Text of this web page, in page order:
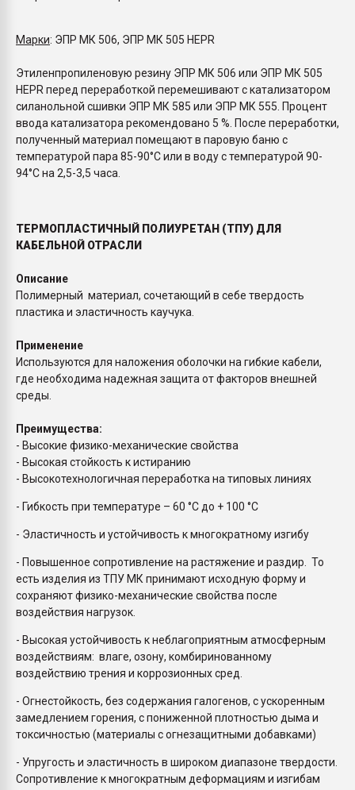
Марки: ЭПР МК 506, ЭПР МК 505 HEPR
Этиленпропиленовую резину ЭПР МК 506 или ЭПР МК 505
HEPR перед переработкой перемешивают с катализатором
силанольной сшивки ЭПР МК 585 или ЭПР МК 555. Процент
ввода катализатора рекомендовано 5 %. После переработки,
полученный материал помещают в паровую баню с
температурой пара 85-90°С или в воду с температурой 90-
94°С на 2,5-3,5 часа.
ТЕРМОПЛАСТИЧНЫЙ ПОЛИУРЕТАН (ТПУ) ДЛЯ
КАБЕЛЬНОЙ ОТРАСЛИ
Описание
Полимерный материал, сочетающий в себе твердость
пластика и эластичность каучука.
Применение
Используются для наложения оболочки на гибкие кабели,
где необходима надежная защита от факторов внешней
среды.
Преимущества:
- Высокие физико-механические свойства
- Высокая стойкость к истиранию
- Высокотехнологичная переработка на типовых линиях
- Гибкость при температуре – 60 °C до + 100 °C
- Эластичность и устойчивость к многократному изгибу
- Повышенное сопротивление на растяжение и раздир. То
есть изделия из ТПУ МК принимают исходную форму и
сохраняют физико-механические свойства после
воздействия нагрузок.
- Высокая устойчивость к неблагоприятным атмосферным
воздействиям: влаге, озону, комбиринованному
воздействию трения и коррозионных сред.
- Огнестойкость, без содержания галогенов, с ускоренным
замедлением горения, с пониженной плотностью дыма и
токсичностью (материалы с огнезащитными добавками)
- Упругость и эластичность в широком диапазоне твердости.
Сопротивление к многократным деформациям и изгибам